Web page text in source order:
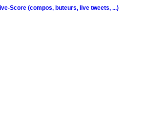
Score (compos, buteurs, live tweets, ...)